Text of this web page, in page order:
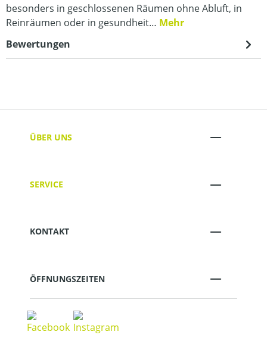
besonders in geschlossenen Räumen ohne Abluft, in
Reinräumen oder in gesundheit… Mehr
Bewertungen
ÜBER UNS
SERVICE
KONTAKT
ÖFFNUNGSZEITEN